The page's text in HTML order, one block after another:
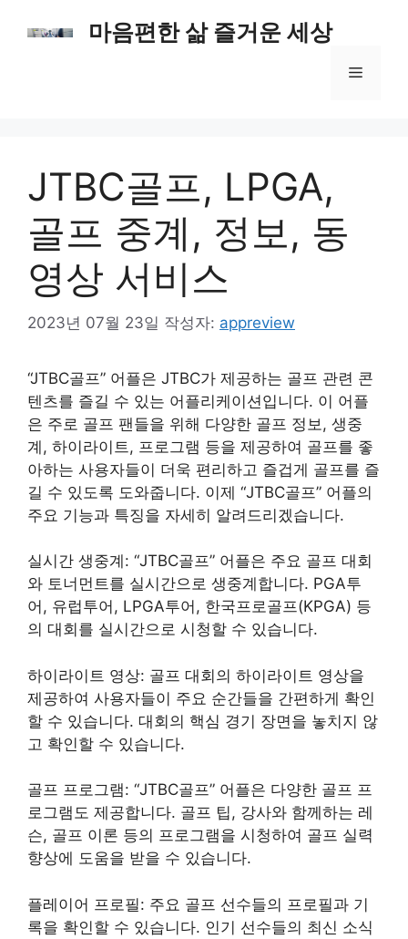
마음편한 삶 즐거운 세상
메
JTBC골프, LPGA,
골프 중계, 정보, 동
영상 서비스
2023년 07월 23일 작성자: appreview
“JTBC골프” 어플은 JTBC가 제공하는 골프 관련 콘
텐츠를 즐길 수 있는 어플리케이션입니다. 이 어플
은 주로 골프 팬들을 위해 다양한 골프 정보, 생중
계, 하이라이트, 프로그램 등을 제공하여 골프를 좋
아하는 사용자들이 더욱 편리하고 즐겁게 골프를 즐
길 수 있도록 도와줍니다. 이제 “JTBC골프” 어플의
주요 기능과 특징을 자세히 알려드리겠습니다.
실시간 생중계: “JTBC골프” 어플은 주요 골프 대회
와 토너먼트를 실시간으로 생중계합니다. PGA투
어, 유럽투어, LPGA투어, 한국프로골프(KPGA) 등
의 대회를 실시간으로 시청할 수 있습니다.
하이라이트 영상: 골프 대회의 하이라이트 영상을
제공하여 사용자들이 주요 순간들을 간편하게 확인
할 수 있습니다. 대회의 핵심 경기 장면을 놓치지 않
고 확인할 수 있습니다.
골프 프로그램: “JTBC골프” 어플은 다양한 골프 프
로그램도 제공합니다. 골프 팁, 강사와 함께하는 레
슨, 골프 이론 등의 프로그램을 시청하여 골프 실력
향상에 도움을 받을 수 있습니다.
플레이어 프로필: 주요 골프 선수들의 프로필과 기
록을 확인할 수 있습니다. 인기 선수들의 최신 소식